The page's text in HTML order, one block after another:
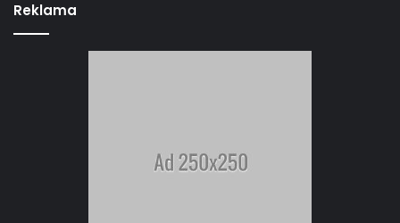
Reklama